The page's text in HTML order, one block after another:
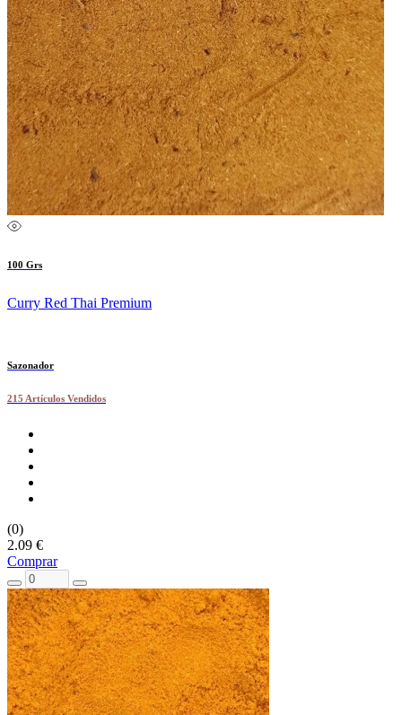
100 Grs
Curry Red Thai Premium
Sazonador
215 Artículos Vendidos
(0)
2.09 €
Comprar